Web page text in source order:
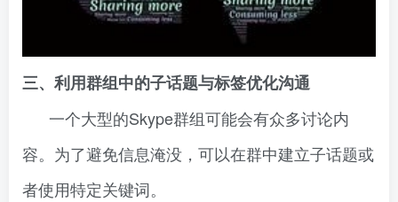
三、利用群组中的子话题与标签优化沟通
一个大型的Skype群组可能会有众多讨论内
容。为了避免信息淹没，可以在群中建立子话题或
者使用特定关键词。